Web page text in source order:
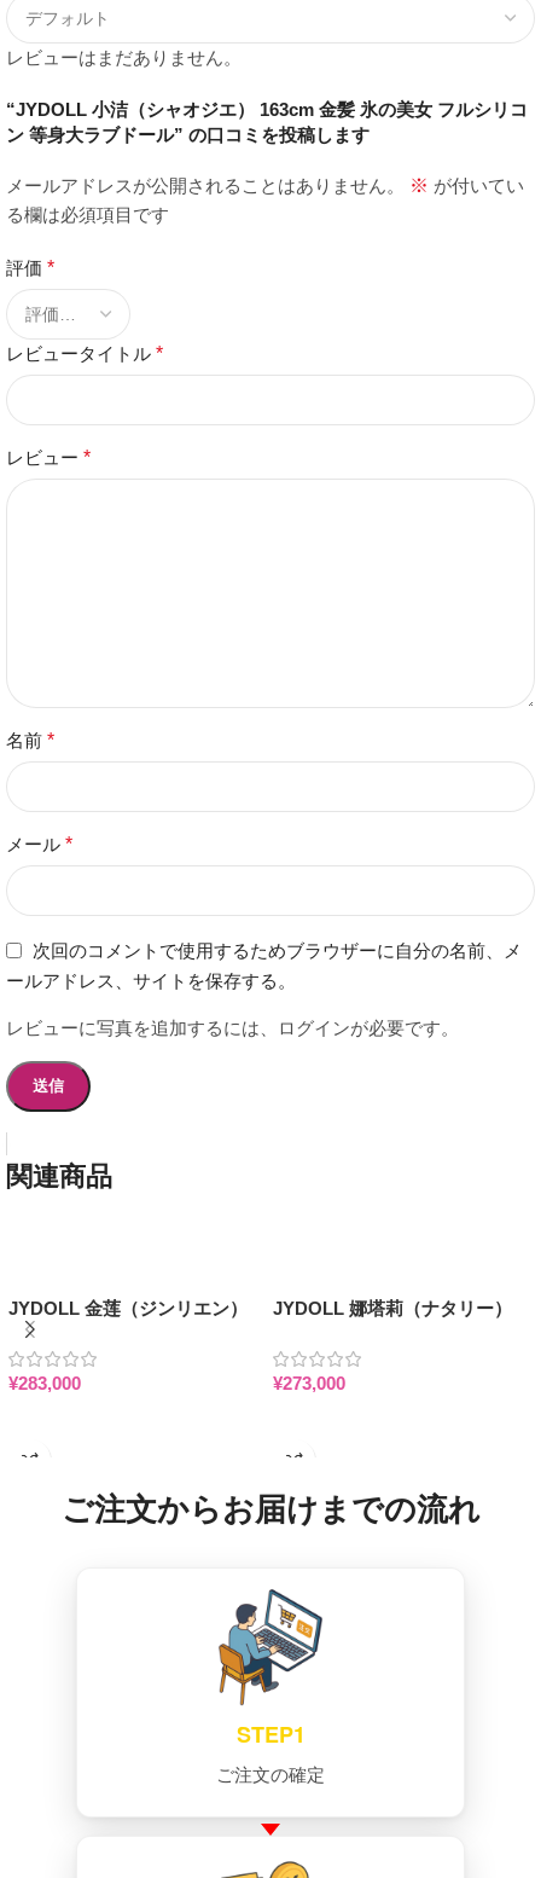
レビューはまだありません。
“JYDOLL 小洁（シャオジエ） 163cm 金髪 氷の美女 フルシリコ
ン 等身大ラブドール” の口コミを投稿します
メールアドレスが公開されることはありません。 ※ が付いてい
る欄は必須項目です
評価 *
レビュータイトル *
レビュー *
名前 *
メール *
次回のコメントで使用するためブラウザーに自分の名前、メ
ールアドレス、サイトを保存する。
レビューに写真を追加するには、ログインが必要です。
関連商品
JYDOLL 金莲（ジンリエン）
162cm 巨乳の彼女 フルシリコ
ン 等身大ラブドール
¥283,000
JYDOLL 娜塔莉（ナタリー）
等身大ラブドール
¥273,000
ご注文からお届けまでの流れ
STEP1
ご注文の確定